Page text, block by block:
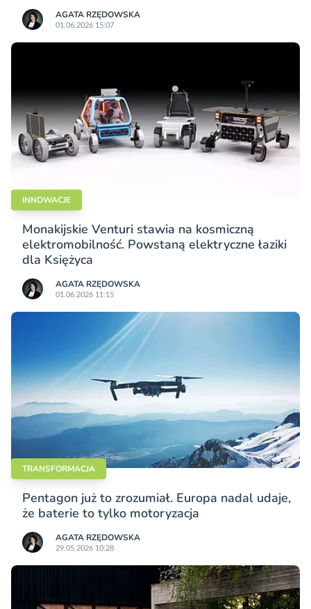
AGATA RZĘDOWSKA
01.06.2026 15:07
INNOWACJE
Monakijskie Venturi stawia na kosmiczną
elektromobilność. Powstaną elektryczne łaziki
dla Księżyca
AGATA RZĘDOWSKA
01.06.2026 11:15
TRANSFORMACJA
Pentagon już to zrozumiał. Europa nadal udaje,
że baterie to tylko motoryzacja
AGATA RZĘDOWSKA
29.05.2026 10:28